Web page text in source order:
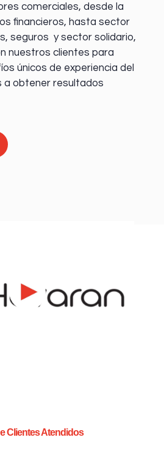
comerciales, desde la
financieros, hasta sector
seguros y sector solidario,
nuestros clientes para
únicos de experiencia del
a obtener resultados
Clientes Atendidos